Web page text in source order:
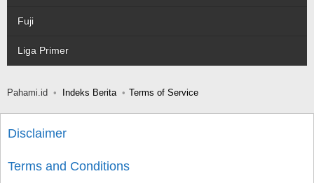
Fuji
Liga Primer
Pahami.id Indeks Berita Terms of Service
Disclaimer
Terms and Conditions